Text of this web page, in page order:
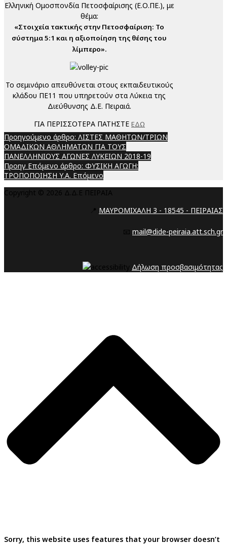
Ελληνική Ομοσπονδία Πετοσφαίρισης (Ε.Ο.ΠΕ.), με
θέμα:
«Στοιχεία τακτικής στην Πετοσφαίριση: Το
σύστημα 5:1 και η αξιοποίηση της θέσης του
λίμπερο».
Το σεμινάριο απευθύνεται στους εκπαιδευτικούς
κλάδου ΠΕ11 που υπηρετούν στα Λύκεια της
Διεύθυνσης Δ.Ε. Πειραιά.
ΓΙΑ ΠΕΡΙΣΣΟΤΕΡΑ ΠΑΤΗΣΤΕ ΕΔΩ
Προηγούμενο άρθρο: ΛΙΣΤΕΣ ΜΑΘΗΤΩΝ/ΤΡΙΩΝ
ΟΜΑΔΙΚΩΝ ΑΘΛΗΜΑΤΩΝ ΓΙΑ ΤΟΥΣ
ΠΑΝΕΛΛΗΝΙΟΥΣ ΑΓΩΝΕΣ ΛΥΚΕΙΩΝ 2018-19
Προηγ Επόμενο άρθρο: ΦΥΣΙΚΗ ΑΓΩΓΗ:
ΤΡΟΠΟΠΟΙΗΣΗ Υ.Α. Επόμενο
Copyright © 2026 Δ.Δ.Ε ΠΕΙΡΑΙΑ
📍 ΜΑΥΡΟΜΙΧΑΛΗ 3 - 18545 - ΠΕΙΡΑΙΑΣ
📧 mail@dide-peiraia.att.sch.gr
Δήλωση προσβασιμότητας
Sorry, this website uses features that your browser doesn’t